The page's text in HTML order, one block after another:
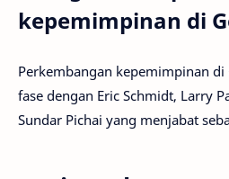
kepemimpinan di
Perkembangan kepemimpinan
fase dengan Eric Schmidt, Larry
Sundar Pichai yang menjabat